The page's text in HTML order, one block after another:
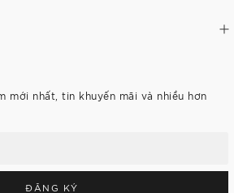
mới nhất, tin khuyến mãi và nhiều hơn
ĐĂNG KÝ